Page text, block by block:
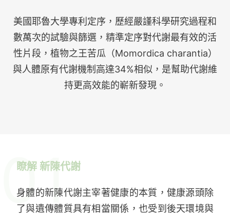
美國耶魯大學專利定序，歷經嚴謹科學研究過程和
數萬次的試驗與篩選，精準定序對代謝最有效的活
性片段，植物之王苦瓜（Momordica charantia）
與人體原有代謝機制高達34%相似，是幫助代謝維
持更高效能的嶄新發現。
01
瞭解 新陳代謝
身體的新陳代謝主宰著健康的本質，健康源頭除
了與遺傳體質具有相當關係，也受到後天環境與